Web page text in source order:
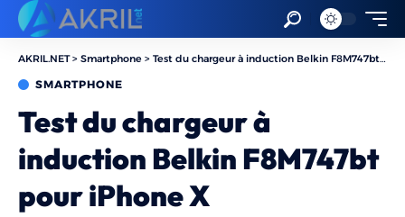
AKRIL.NET> Smartphone > Test du chargeur à induction Belkin F8M747bt pour iPhone X
SMARTPHONE
Test du chargeur à
induction Belkin F8M747bt
pour iPhone X